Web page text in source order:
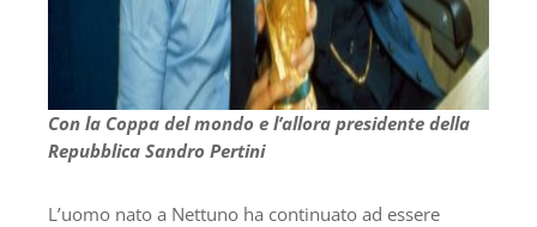
Con la Coppa del mondo e l’allora presidente della
Repubblica Sandro Pertini
L’uomo nato a Nettuno ha continuato ad essere